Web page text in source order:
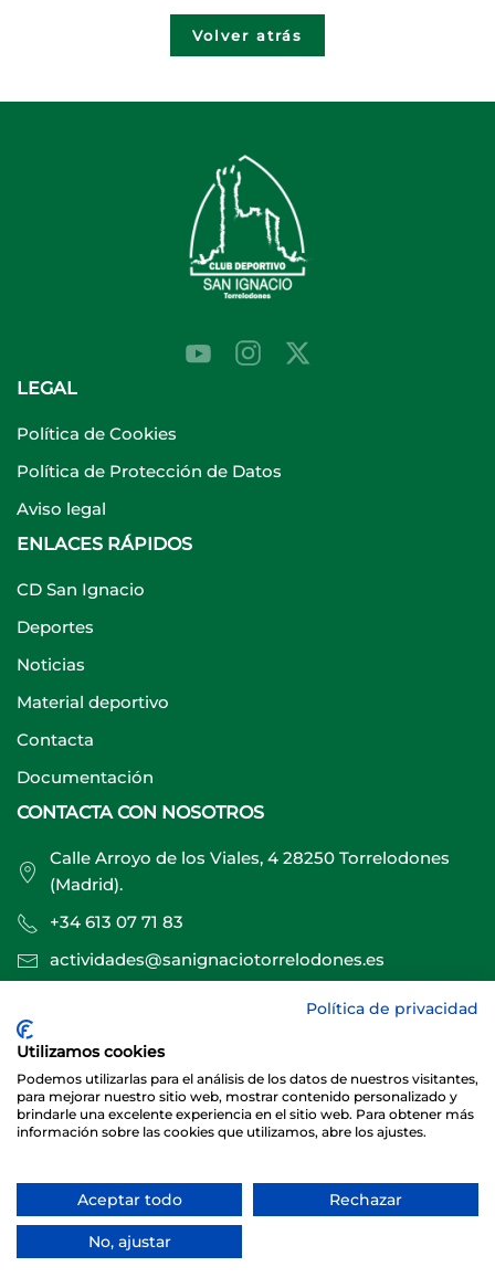
Volver atrás
LEGAL
Política de Cookies
Política de Protección de Datos
Aviso legal
ENLACES RÁPIDOS
CD San Ignacio
Deportes
Noticias
Material deportivo
Contacta
Documentación
CONTACTA CON NOSOTROS
Calle Arroyo de los Viales, 4 28250 Torrelodones
(Madrid).
+34 613 07 71 83
actividades@sanignaciotorrelodones.es
Sitio web creado por
© 2026 Club Deportivo Básico San Ignacio Torrelodones
Sitio web creado y mantenido por especialistasweb.es
Política de privacidad
Utilizamos cookies
Podemos utilizarlas para el análisis de los datos de nuestros visitantes,
para mejorar nuestro sitio web, mostrar contenido personalizado y
brindarle una excelente experiencia en el sitio web. Para obtener más
información sobre las cookies que utilizamos, abre los ajustes.
Aceptar todo Rechazar
No, ajustar